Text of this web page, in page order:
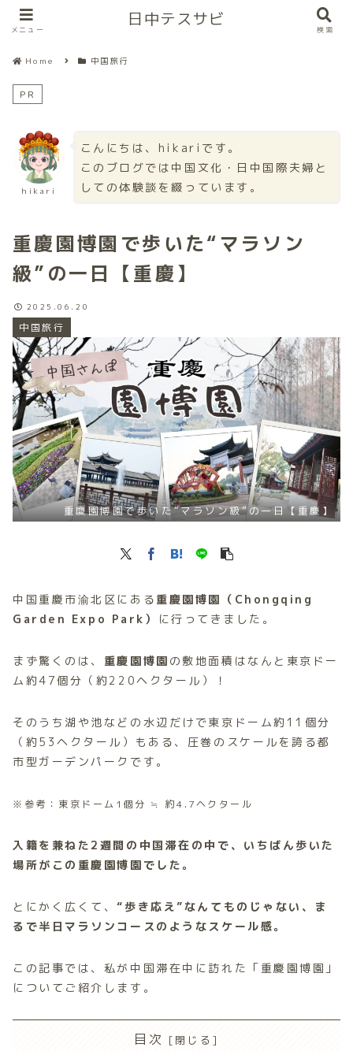
Home 中国旅行
PR
重慶園博園で歩いた“マラソン
級”の一日【重慶】
中国旅行
重慶園博園で歩いた“マラソン級”の一日【重慶】
2025.06.20
hikari
こんにちは、hikariです。
このブログでは中国文化・日中国際夫婦と
しての体験談を綴っています。
中国重慶市渝北区にある 重慶園博園（Chongqing
Garden Expo Park）
に行ってきました。
まず驚くのは、 重慶園博園 の敷地面積はなんと東京ドー
ム約47個分（約220ヘクタール）！
そのうち湖や池などの水辺だけで東京ドーム約11個分
（約53ヘクタール）もある、圧巻のスケールを誇る都
市型ガーデンパークです。
※参考：東京ドーム1個分 ≒ 約4.7ヘクタール
入籍を兼ねた2週間の中国滞在の中で、いちばん歩いた
場所がこの 重慶園博園 でした。
とにかく広くて、“歩き応え”なんてものじゃない、ま
るで半日マラソンコースのようなスケール感。
この記事では、私が中国滞在中に訪れた「重慶園博園」
についてご紹介します。
目次
メニュー
日中テスサビ
検索